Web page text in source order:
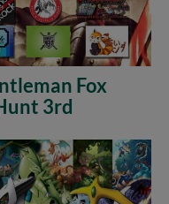
Fox
3rd